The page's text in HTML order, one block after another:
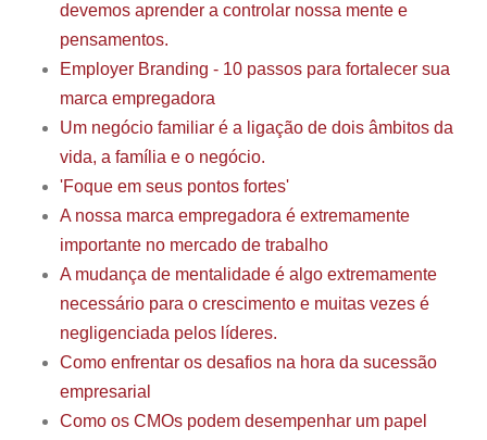
devemos aprender a controlar nossa mente e
pensamentos.
Employer Branding - 10 passos para fortalecer sua
marca empregadora
Um negócio familiar é a ligação de dois âmbitos da
vida, a família e o negócio.
'Foque em seus pontos fortes'
A nossa marca empregadora é extremamente
importante no mercado de trabalho
A mudança de mentalidade é algo extremamente
necessário para o crescimento e muitas vezes é
negligenciada pelos líderes.
Como enfrentar os desafios na hora da sucessão
empresarial
Como os CMOs podem desempenhar um papel